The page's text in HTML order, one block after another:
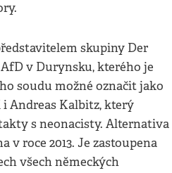
skupiny Der
v Durynsku, kterého je
soudu možné označit jako
i Andreas Kalbitz, který
s neonacisty. Alternativa
v roce 2013. Je zastoupena
všech německých